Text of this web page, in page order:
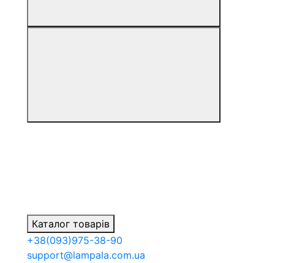
Каталог товарів
+38(093)975-38-90
support@lampala.com.ua